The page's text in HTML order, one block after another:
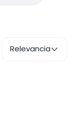
Relevancia